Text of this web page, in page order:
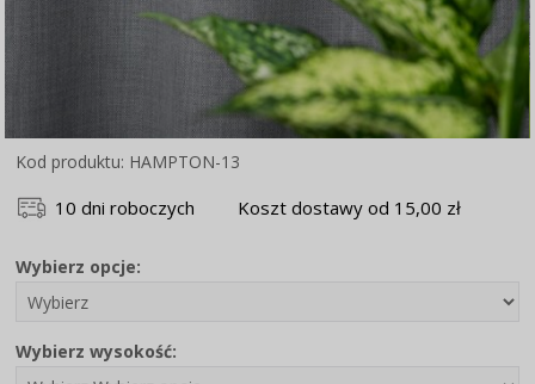
Kod produktu: HAMPTON-13
10 dni roboczych Koszt dostawy od 15,00 zł
Wybierz opcje:
Wybierz wysokość: